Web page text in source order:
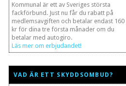
Kommunal är ett av Sveriges största
fackförbund. Just nu får du rabatt på
medlemsavgiften och betalar endast 160
kr för dina tre första månader om du
betalar med autogiro.
Läs mer om erbjudandet!
VAD ÄR ETT SKYDDSOMBUD?